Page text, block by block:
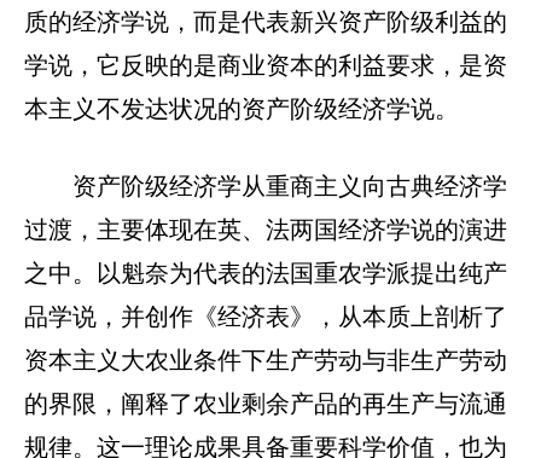
质的经济学说，而是代表新兴资产阶级利益的
学说，它反映的是商业资本的利益要求，是资
本主义不发达状况的资产阶级经济学说。
资产阶级经济学从重商主义向古典经济学
过渡，主要体现在英、法两国经济学说的演进
之中。以魁奈为代表的法国重农学派提出纯产
品学说，并创作《经济表》，从本质上剖析了
资本主义大农业条件下生产劳动与非生产劳动
的界限，阐释了农业剩余产品的再生产与流通
规律。这一理论成果具备重要科学价值，也为